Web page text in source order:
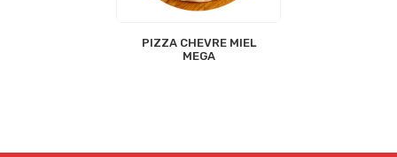
PIZZA CHEVRE MIEL
MEGA